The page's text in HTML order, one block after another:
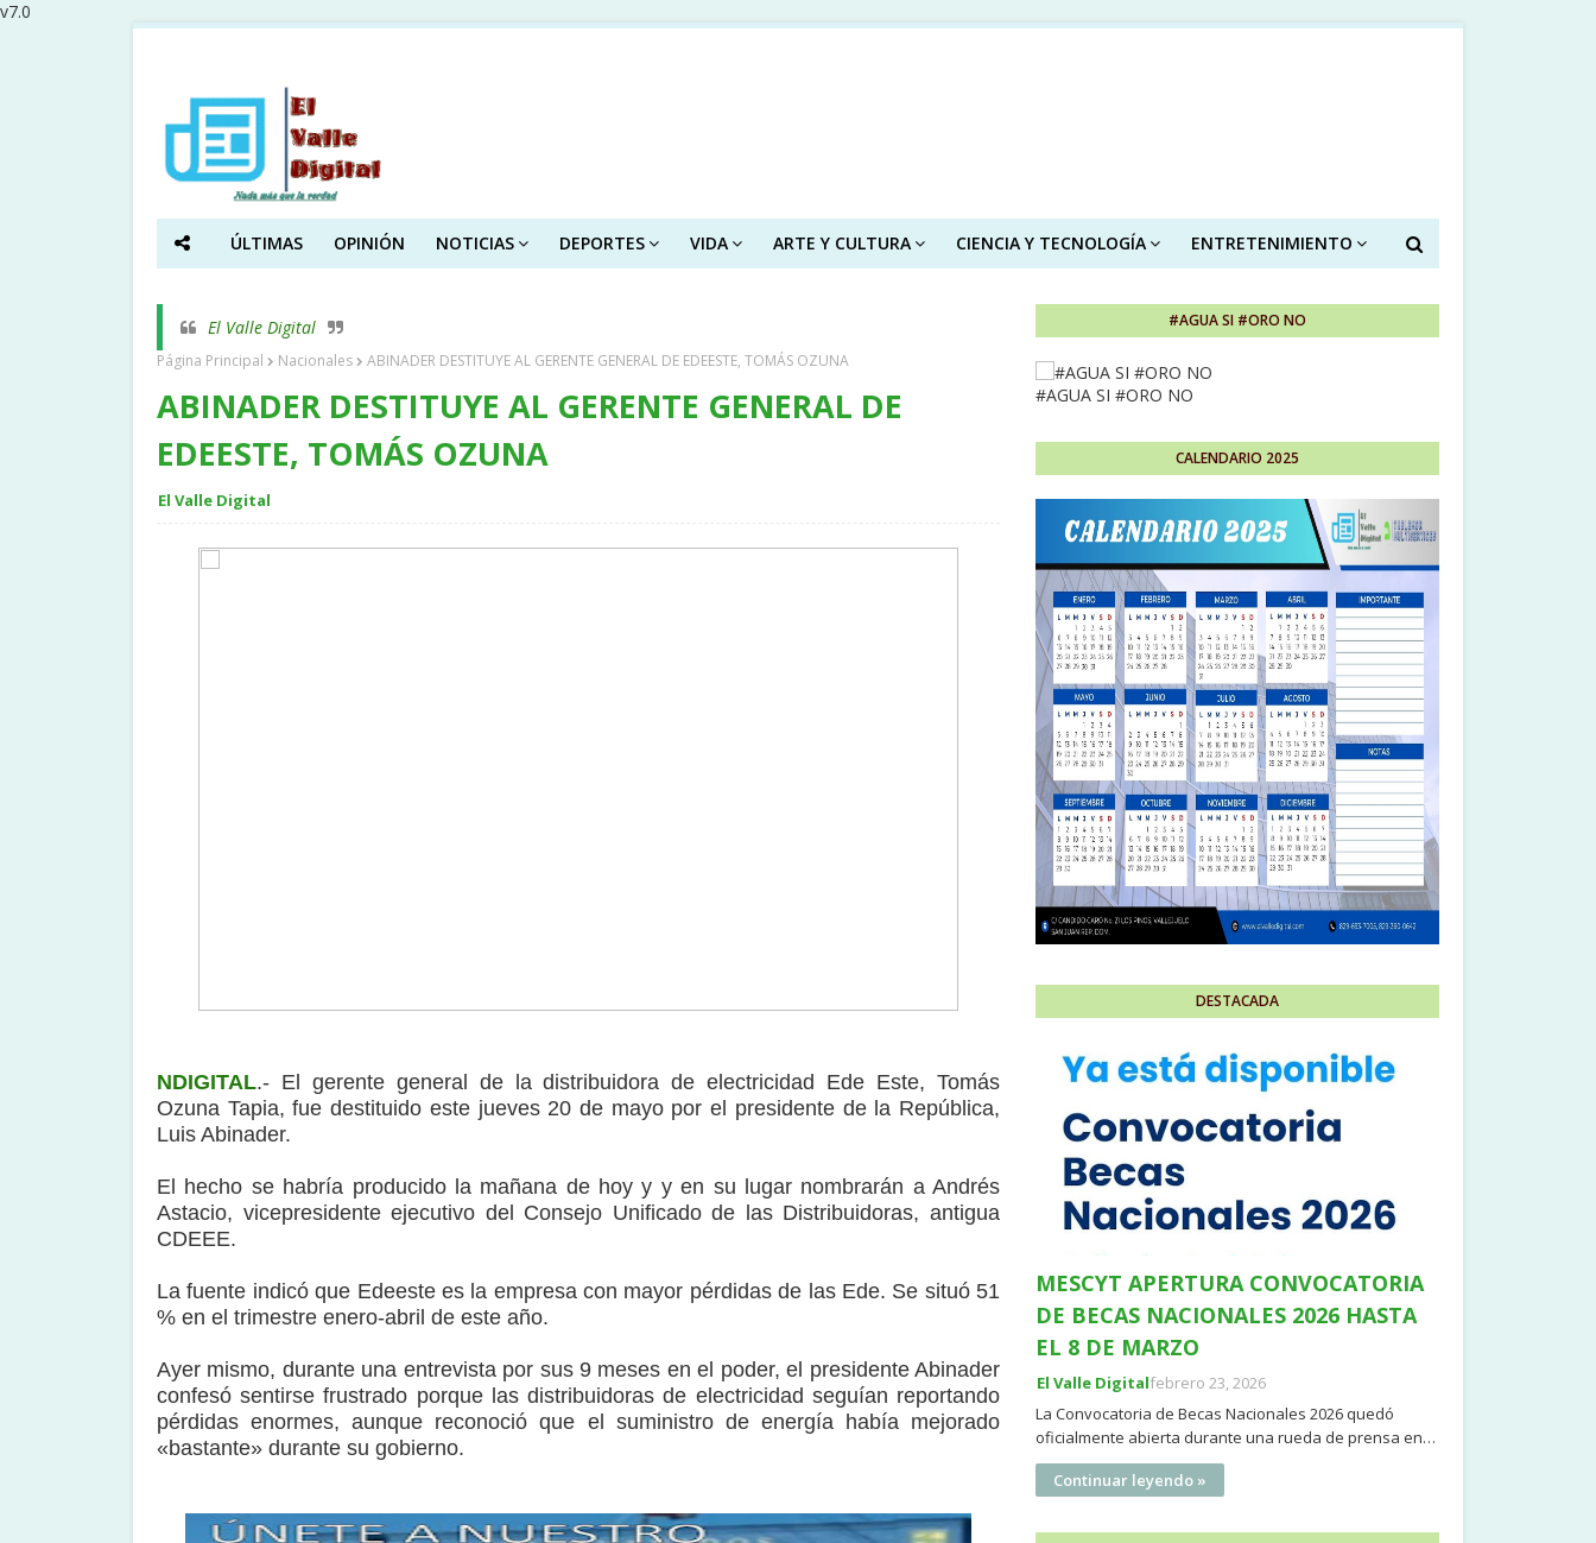
v7.0
ÚLTIMAS OPINIÓN NOTICIAS DEPORTES VIDA ARTE Y CULTURA CIENCIA Y TECNOLOGÍA ENTRETENIMIENTO
El Valle Digital
Página Principal Nacionales ABINADER DESTITUYE AL GERENTE GENERAL DE EDEESTE, TOMÁS OZUNA
ABINADER DESTITUYE AL GERENTE GENERAL DE
EDEESTE, TOMÁS OZUNA
El Valle Digital
NDIGITAL.- El gerente general de la distribuidora de electricidad Ede Este, Tomás
Ozuna Tapia, fue destituido este jueves 20 de mayo por el presidente de la República,
Luis Abinader.
El hecho se habría producido la mañana de hoy y y en su lugar nombrarán a Andrés
Astacio, vicepresidente ejecutivo del Consejo Unificado de las Distribuidoras, antigua
CDEEE.
La fuente indicó que Edeeste es la empresa con mayor pérdidas de las Ede. Se situó 51
% en el trimestre enero-abril de este año.
Ayer mismo, durante una entrevista por sus 9 meses en el poder, el presidente Abinader
confesó sentirse frustrado porque las distribuidoras de electricidad seguían reportando
pérdidas enormes, aunque reconoció que el suministro de energía había mejorado
«bastante» durante su gobierno.
#AGUA SI #ORO NO
#AGUA SI #ORO NO
CALENDARIO 2025
DESTACADA
MESCYT APERTURA CONVOCATORIA
DE BECAS NACIONALES 2026 HASTA
EL 8 DE MARZO
El Valle Digitalfebrero 23, 2026
La Convocatoria de Becas Nacionales 2026 quedó
oficialmente abierta durante una rueda de prensa en…
Continuar leyendo »